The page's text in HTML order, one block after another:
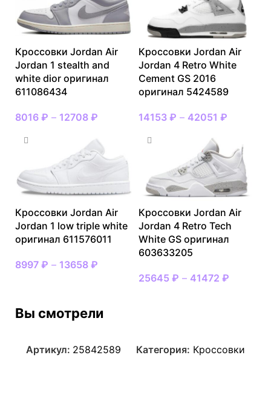
Кроссовки Jordan Air
Jordan 1 stealth and
white dior оригинал
611086434
8016 ₽ – 12708 ₽
Кроссовки Jordan Air
Jordan 4 Retro White
Cement GS 2016
оригинал 5424589
14153 ₽ – 42051 ₽
Кроссовки Jordan Air
Jordan 1 low triple white
оригинал 611576011
8997 ₽ – 13658 ₽
Кроссовки Jordan Air
Jordan 4 Retro Tech
White GS оригинал
603633205
25645 ₽ – 41472 ₽
Вы смотрели
Артикул: 25842589 Категория: Кроссовки